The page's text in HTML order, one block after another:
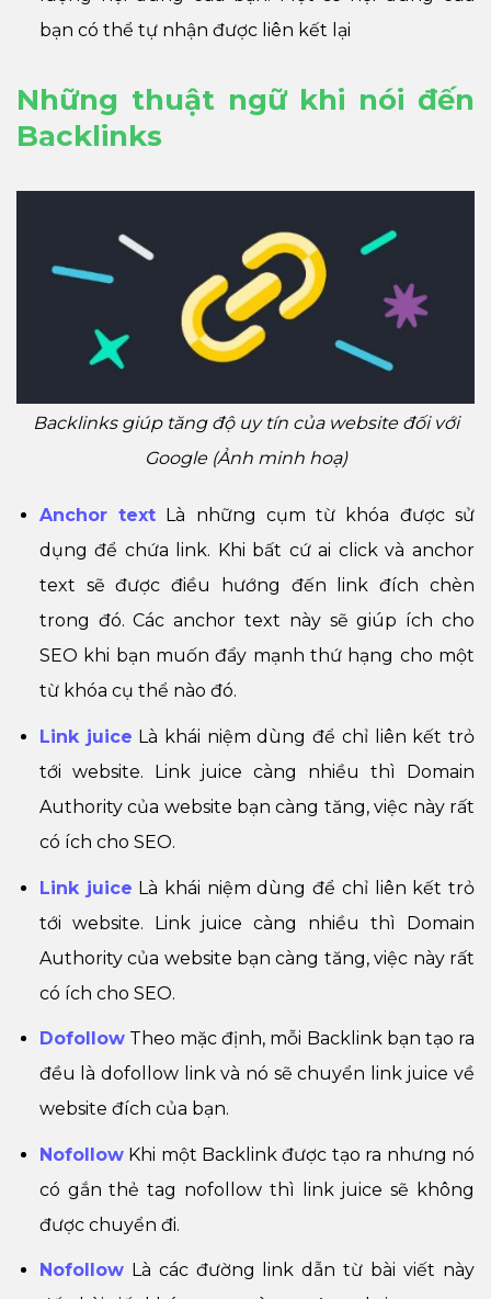
bạn có thể tự nhận được liên kết lại
Những thuật ngữ khi nói đến
Backlinks
Backlinks giúp tăng độ uy tín của website đối với
Google (Ảnh minh hoạ)
Anchor text Là những cụm từ khóa được sử
dụng để chứa link. Khi bất cứ ai click và anchor
text sẽ được điều hướng đến link đích chèn
trong đó. Các anchor text này sẽ giúp ích cho
SEO khi bạn muốn đẩy mạnh thứ hạng cho một
từ khóa cụ thể nào đó.
Link juice Là khái niệm dùng để chỉ liên kết trỏ
tới website. Link juice càng nhiều thì Domain
Authority của website bạn càng tăng, việc này rất
có ích cho SEO.
Link juice Là khái niệm dùng để chỉ liên kết trỏ
tới website. Link juice càng nhiều thì Domain
Authority của website bạn càng tăng, việc này rất
có ích cho SEO.
DofollowTheo mặc định, mỗi Backlink bạn tạo ra
đều là dofollow link và nó sẽ chuyển link juice về
website đích của bạn.
NofollowKhi một Backlink được tạo ra nhưng nó
có gắn thẻ tag nofollow thì link juice sẽ không
được chuyển đi.
NofollowLà các đường link dẫn từ bài viết này